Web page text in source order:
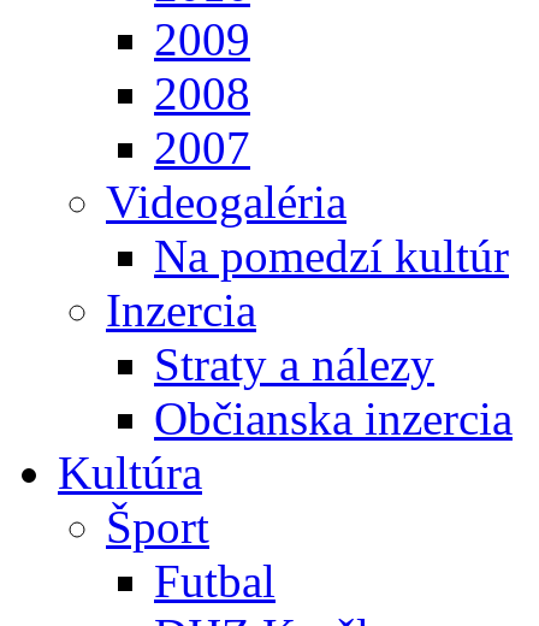
2009
2008
2007
Videogaléria
Na pomedzí kultúr
Inzercia
Straty a nálezy
Občianska inzercia
Kultúra
Šport
Futbal